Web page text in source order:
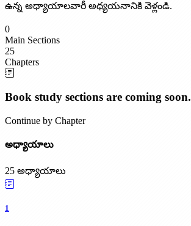
ఉన్న అధ్యాయాలవారీ అధ్యయనానికి వెళ్లండి.
0
Main Sections
25
Chapters
Book study sections are coming soon.
Continue by Chapter
అధ్యాయాలు
25 అధ్యాయాలు
1